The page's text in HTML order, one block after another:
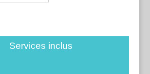
Services inclus